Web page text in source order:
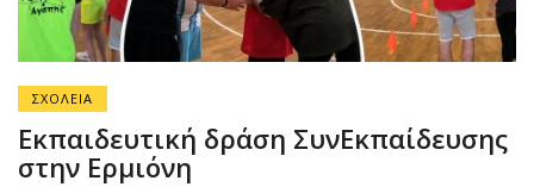
ΣΧΟΛΕΙΑ
Εκπαιδευτική δράση ΣυνΕκπαίδευσης
στην Ερμιόνη